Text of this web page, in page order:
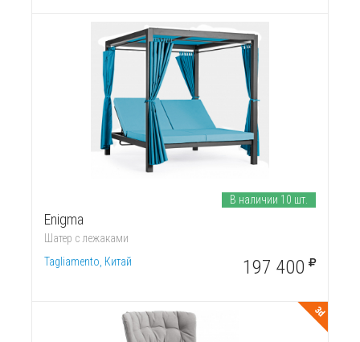
Enigma
Шатер с лежаками
Tagliamento, Китай
В наличии 10 шт.
197 400
3d